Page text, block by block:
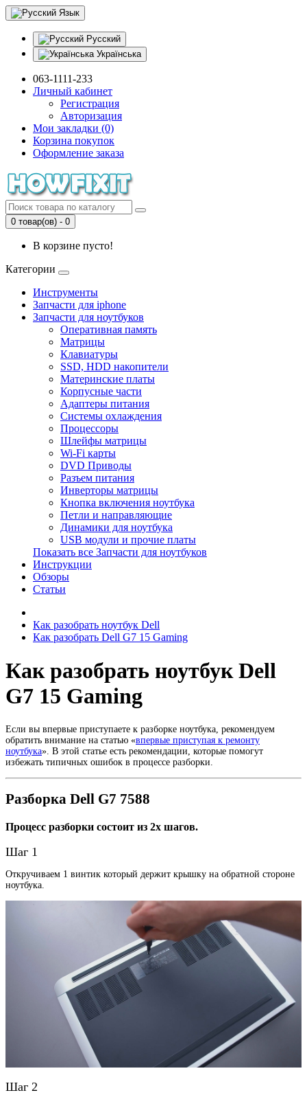
Язык
Русский
Українська
063-1111-233
Личный кабинет
Регистрация
Авторизация
Мои закладки (0)
Корзина покупок
Оформление заказа
0 товар(ов) - 0
В корзине пусто!
Категории
Инструменты
Запчасти для iphone
Запчасти для ноутбуков
Оперативная память
Матрицы
Клавиатуры
SSD, HDD накопители
Материнские платы
Корпусные части
Адаптеры питания
Системы охлаждения
Процессоры
Шлейфы матрицы
Wi-Fi карты
DVD Приводы
Разъем питания
Инверторы матрицы
Кнопка включения ноутбука
Петли и направляющие
Динамики для ноутбука
USB модули и прочие платы
Показать все Запчасти для ноутбуков
Инструкции
Обзоры
Статьи
Как разобрать ноутбук Dell
Как разобрать Dell G7 15 Gaming
Как разобрать ноутбук Dell
G7 15 Gaming
Если вы впервые приступаете к разборке ноутбука, рекомендуем
обратить внимание на статью «впервые приступая к ремонту
ноутбука». В этой статье есть рекомендации, которые помогут
избежать типичных ошибок в процессе разборки.
Разборка Dell G7 7588
Процесс разборки состоит из 2х шагов.
Шаг 1
Откручиваем 1 винтик который держит крышку на обратной стороне
ноутбука.
Шаг 2